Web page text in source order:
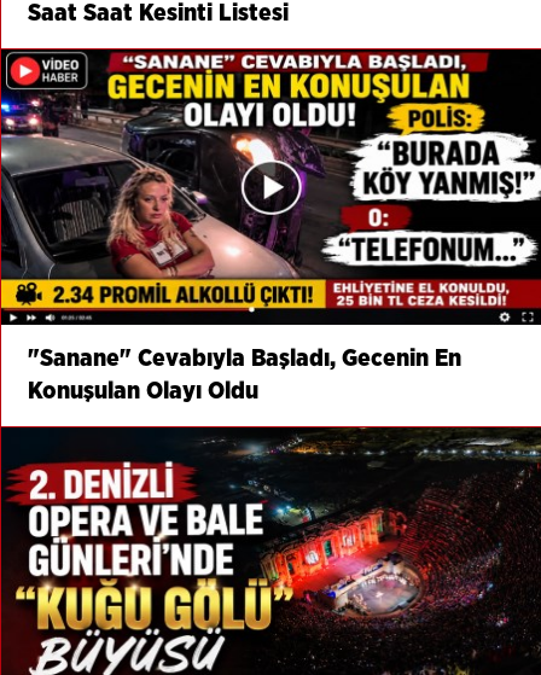
Saat Saat Kesinti Listesi
"Sanane" Cevabıyla Başladı, Gecenin En
Konuşulan Olayı Oldu